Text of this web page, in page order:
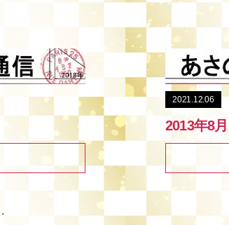
2021.12.06
2013年8月